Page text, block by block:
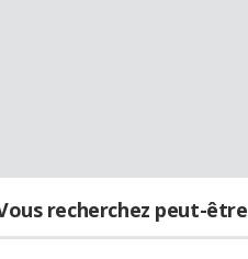
recherchez peut-être